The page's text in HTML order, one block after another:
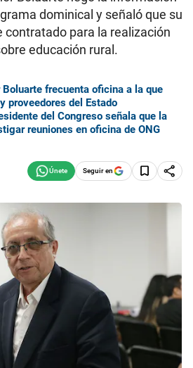
dominical y señaló que su
contratado para la realización
educación rural.
frecuenta oficina a la que
proveedores del Estado
del Congreso señala que la
reuniones en oficina de ONG
Seguir en